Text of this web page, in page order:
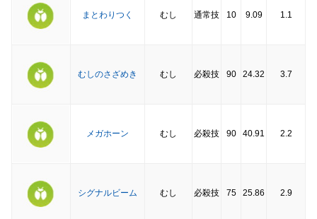
まとわりつく むし 通常技 10 9.09 1.1
むしのさざめき むし 必殺技 90 24.32 3.7
メガホーン むし 必殺技 90 40.91 2.2
シグナルビーム むし 必殺技 75 25.86 2.9